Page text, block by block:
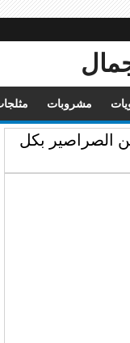
مشروبات
الصراصير بكل